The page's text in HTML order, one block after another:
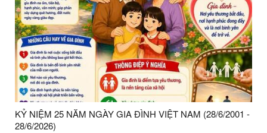
KỶ NIỆM 25 NĂM NGÀY GIA ĐÌNH VIỆT NAM (28/6/2001 -
28/6/2026)